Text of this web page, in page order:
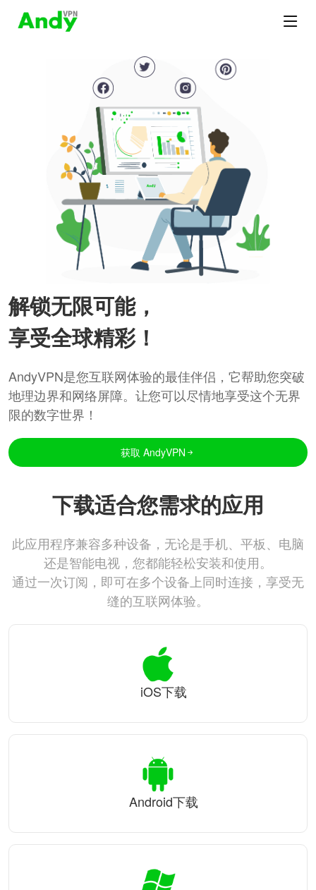
解锁无限可能，
享受全球精彩！
AndyVPN是您互联网体验的最佳伴侣，它帮助您突破
地理边界和网络屏障。让您可以尽情地享受这个无界
限的数字世界！
获取 AndyVPN
下载适合您需求的应用
此应用程序兼容多种设备，无论是手机、平板、电脑
还是智能电视，您都能轻松安装和使用。
通过一次订阅，即可在多个设备上同时连接，享受无
缝的互联网体验。
iOS下载
Android下载